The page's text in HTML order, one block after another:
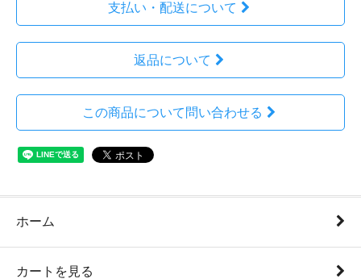
支払い・配送について
返品について
この商品について問い合わせる
ホーム
カートを見る